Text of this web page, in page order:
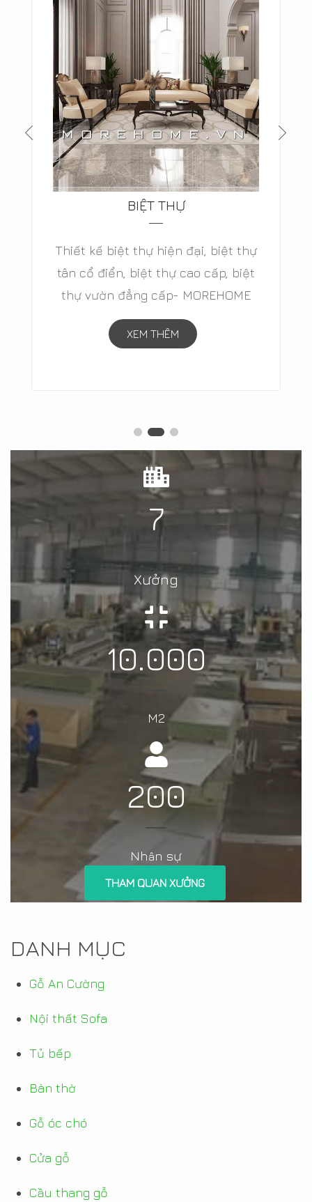
BIỆT THỰ
Thiết kế biệt thự hiện đại, biệt thự
tân cổ điển, biệt thự cao cấp, biệt
thự vườn đẳng cấp- MOREHOME
XEM THÊM
7
Xưởng
10.000
M2
200
Nhân sự
THAM QUAN XƯỞNG
DANH MỤC
Gỗ An Cường
Nội thất Sofa
Tủ bếp
Bàn thờ
Gỗ óc chó
Cửa gỗ
Cầu thang gỗ